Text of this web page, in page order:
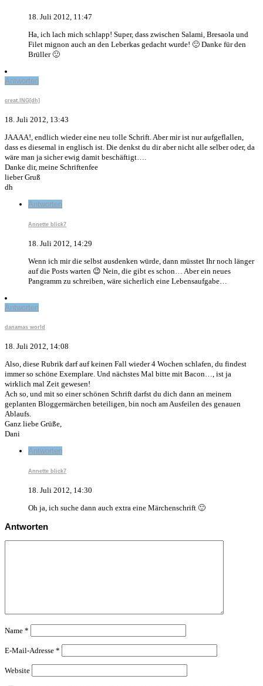
18. Juli 2012, 11:47
Ha, ich lach mich schlapp! Super, dass zwischen Salami, Bresaola und
Filet mignon auch an den Leberkas gedacht wurde! 🙂 Danke für den
Brüller 🙂
Antworten
creat.ING[dh]
18. Juli 2012, 13:43
JAAAA!, endlich wieder eine neu tolle Schrift. Aber mir ist nur aufgeflallen,
dass es diesemal in englisch ist. Die denkst du dir aber nicht alle selber oder, da
wäre man ja sicher ewig damit beschäftigt….
Danke dir, meine Schriftenfee
lieber Gruß
dh
Antworten
Annette blick7
18. Juli 2012, 14:29
Wenn ich mir die selbst ausdenken würde, dann müsstet Ihr noch länger
auf die Posts warten 😉 Nein, die gibt es schon… Aber ein neues
Pangramm zu schreiben, wäre sicherlich eine Lebensaufgabe…
Antworten
danamas world
18. Juli 2012, 14:08
Also, diese Rubrik darf auf keinen Fall wieder 4 Wochen schlafen, du findest
immer so schöne Exemplare. Und nächstes Mal bitte mit Bacon…, ist ja
wirklich mal Zeit gewesen!
Ach so, und mit so einer schönen Schrift darfst du dich dann an meinem
geplanten Bloggermärchen beteiligen, bin noch am Ausfeilen des genauen
Ablaufs.
Ganz liebe Grüße,
Dani
Antworten
Annette blick7
18. Juli 2012, 14:30
Oh ja, ich suche dann auch extra eine Märchenschrift 🙂
Antworten
Name *
E-Mail-Adresse *
Website